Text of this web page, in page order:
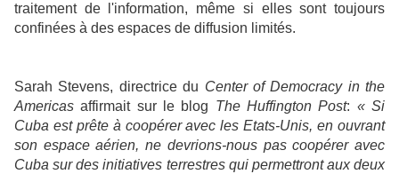
traitement de l'information, même si elles sont toujours
confinées à des espaces de diffusion limités.
Sarah Stevens, directrice du Center of Democracy in the
Americas affirmait sur le blog The Huffington Post: « Si
Cuba est prête à coopérer avec les Etats-Unis, en ouvrant
son espace aérien, ne devrions-nous pas coopérer avec
Cuba sur des initiatives terrestres qui permettront aux deux